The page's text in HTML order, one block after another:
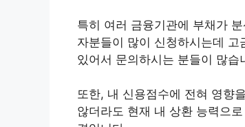
특히 여러 금융기관에 부채가
자분들이 많이 신청하시는데
있어서 문의하시는 분들이 많습
또한, 내 신용점수에 전혀 영향
않더라도 현재 내 상환 능력으